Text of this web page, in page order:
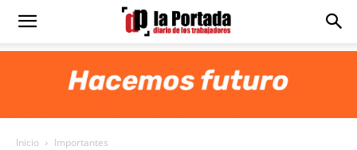
Diario
Inicio Importantes